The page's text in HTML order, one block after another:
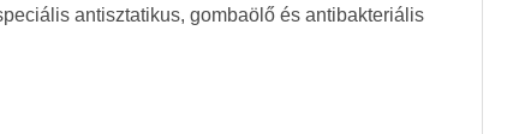
antisztatikus, gombaölő és antibakteriális